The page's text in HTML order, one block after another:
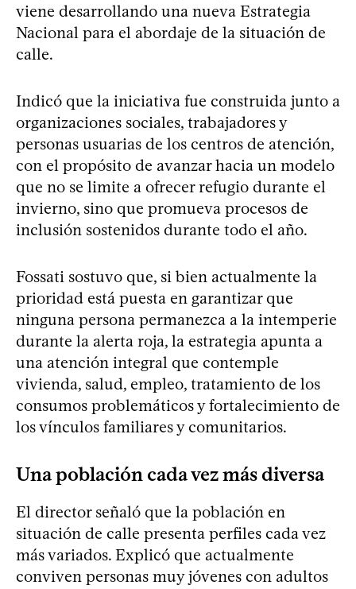
viene desarrollando una nueva Estrategia
Nacional para el abordaje de la situación de
calle.
Indicó que la iniciativa fue construida junto a
organizaciones sociales, trabajadores y
personas usuarias de los centros de atención,
con el propósito de avanzar hacia un modelo
que no se limite a ofrecer refugio durante el
invierno, sino que promueva procesos de
inclusión sostenidos durante todo el año.
Fossati sostuvo que, si bien actualmente la
prioridad está puesta en garantizar que
ninguna persona permanezca a la intemperie
durante la alerta roja, la estrategia apunta a
una atención integral que contemple
vivienda, salud, empleo, tratamiento de los
consumos problemáticos y fortalecimiento de
los vínculos familiares y comunitarios.
Una población cada vez más diversa
El director señaló que la población en
situación de calle presenta perfiles cada vez
más variados. Explicó que actualmente
conviven personas muy jóvenes con adultos